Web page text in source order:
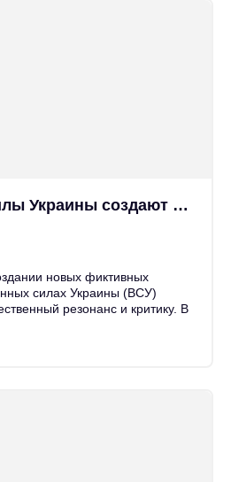
Вооружённые силы Украины создают новые фиктивные должности
новых фиктивных
силах Украины (ВСУ)
резонанс и критику. В